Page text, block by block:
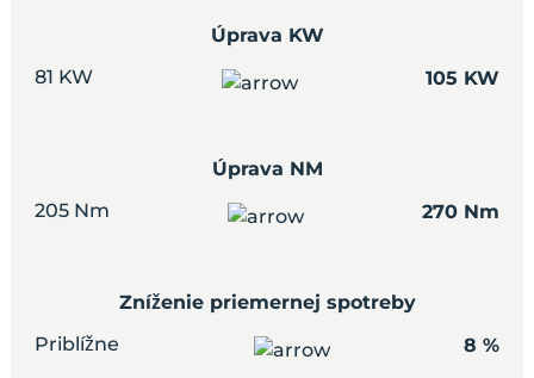
Úprava KW
81 KW
105 KW
Úprava NM
205 Nm
270 Nm
Zníženie priemernej spotreby
Priblížne
8 %